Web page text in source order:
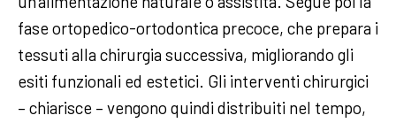
fase ortopedico-ortodontica precoce, che prepara i
tessuti alla chirurgia successiva, migliorando gli
esiti funzionali ed estetici. Gli interventi chirurgici
– chiarisce – vengono quindi distribuiti nel tempo,